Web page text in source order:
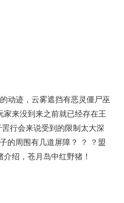
动迹，云雾遮挡有恶灵僵尸巫
家来没到来之前就已经存在王
行会来说受到的限制太大深
的周围有几道屏障？ ？ ？盟
绍，苍月岛中红野猪！